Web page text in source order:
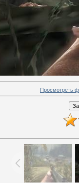
Просмотреть